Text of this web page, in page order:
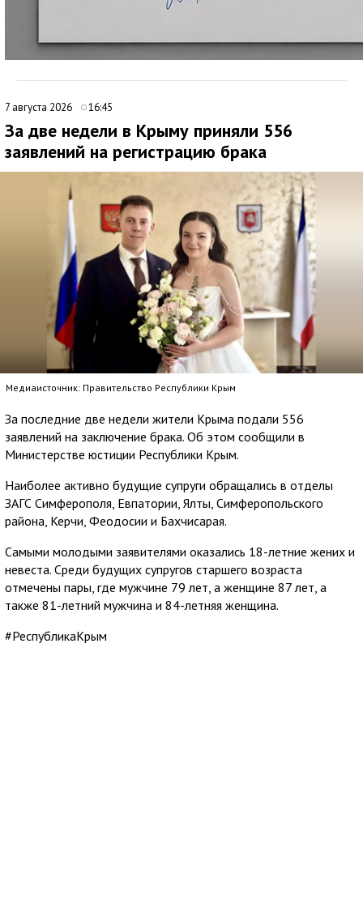
7 августа 2026 16:45
За две недели в Крыму приняли 556
заявлений на регистрацию брака
Медиаисточник: Правительство Республики Крым
За последние две недели жители Крыма подали 556
заявлений на заключение брака. Об этом сообщили в
Министерстве юстиции Республики Крым.
Наиболее активно будущие супруги обращались в отделы
ЗАГС Симферополя, Евпатории, Ялты, Симферопольского
района, Керчи, Феодосии и Бахчисарая.
Самыми молодыми заявителями оказались 18-летние жених и
невеста. Среди будущих супругов старшего возраста
отмечены пары, где мужчине 79 лет, а женщине 87 лет, а
также 81-летний мужчина и 84-летняя женщина.
#РеспубликаКрым